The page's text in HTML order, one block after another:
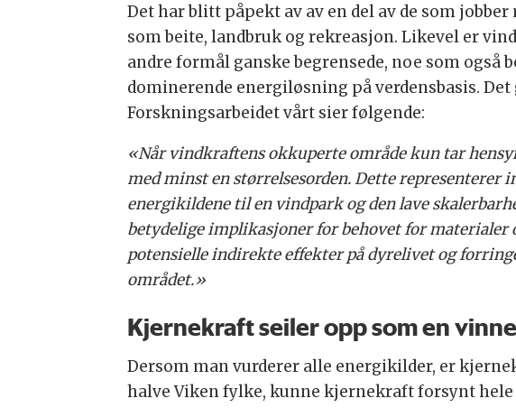
Det har blitt påpekt av av en del av de som
som beite, landbruk og rekreasjon. Likevel er
andre formål ganske begrensede, noe som
dominerende energiløsning på verdensbasis.
Forskningsarbeidet vårt sier følgende:
«Når vindkraftens okkuperte område kun tar
med minst en størrelsesorden. Dette
energikildene til en vindpark og den lave
betydelige implikasjoner for behovet for
potensielle indirekte effekter på dyrelivet og
området.»
Kjernekraft seiler opp som en
Dersom man vurderer alle energikilder, er
halve Viken fylke, kunne kjernekraft forsynt